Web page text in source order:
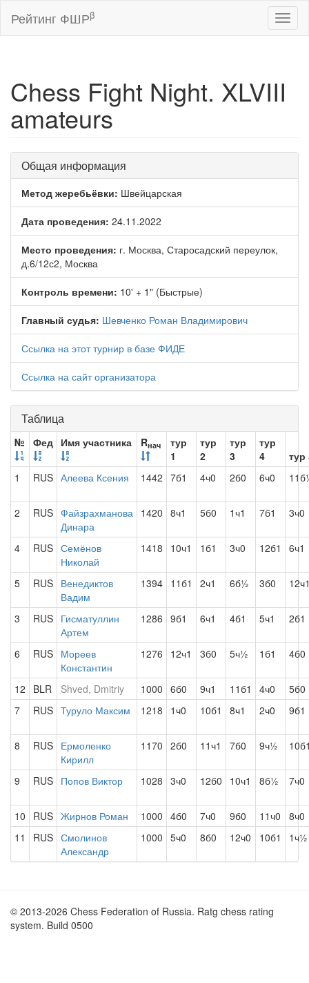
Рейтинг ФШРβ
Chess Fight Night. XLVIII
amateurs
Общая информация
Метод жеребьёвки: Швейцарская
Дата проведения: 24.11.2022
Место проведения: г. Москва, Старосадский переулок,
д.6/12с2, Москва
Контроль времени: 10' + 1" (Быстрые)
Главный судья: Шевченко Роман Владимирович
Ссылка на этот турнир в базе ФИДЕ
Ссылка на сайт организатора
Таблица
№ Фед Имя участника Rнач
тур
1
тур
2
тур
3
тур
4
тур
1
RUS Алеева Ксения 1442 7б1 4ч0 2б0 6ч0
2 RUS Файзрахманова
Динара
1420 8ч1 5б0 1ч1 7б1 3ч0
4 RUS Семёнов
Николай
1418 10ч1 1б1 3ч0 12б1 6ч1
5 RUS Венедиктов
Вадим
1394 11б1 2ч1 6б½ 3б0
3 RUS Гисматуллин
Артем
1286 9б1 6ч1 4б1 5ч1 2б1
6 RUS Мореев
Константин
1276 12ч1 3б0 5ч½ 1б1 4б0
12 BLR Shved, Dmitriy 1000 6б0 9ч1 11б1 4ч0
5б0
7
RUS Туруло Максим 1218 1ч0 10б1 8ч1 2ч0 9б1
8 RUS Ермоленко
Кирилл
1170 2б0 11ч1 7б0 9ч½
9 RUS Попов Виктор 1028 3ч0 12б0 10ч1 8б½ 7ч0
10 RUS Жирнов Роман 1000 4б0 7ч0 9б0 11ч0
8ч0
11
RUS Смолинов
Александр
1000 5ч0 8б0 12ч0 10б1 1ч½
© 2013-2026 Chess Federation of Russia. Ratg chess rating
system. Build 0500